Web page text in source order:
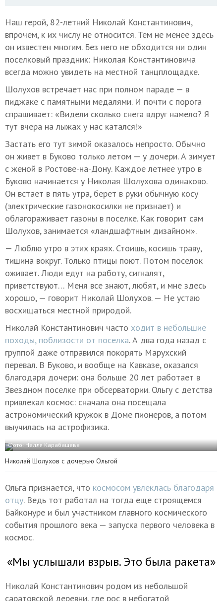
Наш герой, 82-летний Николай Константинович,
впрочем, к их числу не относится. Тем не менее здесь
он известен многим. Без него не обходится ни один
поселковый праздник: Николая Константиновича
всегда можно увидеть на местной танцплощадке.
Шолухов встречает нас при полном параде — в
пиджаке с памятными медалями. И почти с порога
спрашивает: «Видели сколько снега вдруг намело? Я
тут вчера на лыжах у нас катался!»
Застать его тут зимой оказалось непросто. Обычно
он живет в Буково только летом — у дочери. А зимует
с женой в Ростове-на-Дону. Каждое летнее утро в
Буково начинается у Николая Шолухова одинаково.
Он встает в пять утра, берет в руки обычную косу
(электрические газонокосилки не признает) и
облагораживает газоны в поселке. Как говорит сам
Шолухов, занимается «ландшафтным дизайном».
— Люблю утро в этих краях. Стоишь, косишь траву,
тишина вокруг. Только птицы поют. Потом поселок
оживает. Люди едут на работу, сигналят,
приветствуют… Меня все знают, любят, и мне здесь
хорошо, — говорит Николай Шолухов. — Не устаю
восхищаться местной природой.
Николай Константинович часто ходит в небольшие
походы, поблизости от поселка. А два года назад с
группой даже отправился покорять Марухский
перевал. В Буково, и вообще на Кавказе, оказался
благодаря дочери: она больше 20 лет работает в
Звездном поселке при обсерватории. Ольгу с детства
привлекал космос: сначала она посещала
астрономический кружок в Доме пионеров, а потом
выучилась на астрофизика.
Фото: Нелля Карабашева
Николай Шолухов с дочерью Ольгой
Ольга признается, что космосом увлеклась благодаря
отцу. Ведь тот работал на тогда еще строящемся
Байконуре и был участником главного космического
события прошлого века — запуска первого человека в
космос.
«Мы услышали взрыв. Это была ракета»
Николай Константинович родом из небольшой
саратовской деревни, где рос в небогатой